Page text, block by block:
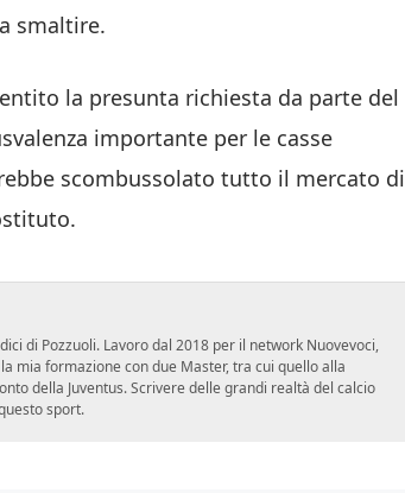
smaltire.
la presunta richiesta da parte del
importante per le casse
scombussolato tutto il mercato di
di Pozzuoli. Lavoro dal 2018 per il network Nuovevoci,
mia formazione con due Master, tra cui quello alla
della Juventus. Scrivere delle grandi realtà del calcio
sport.